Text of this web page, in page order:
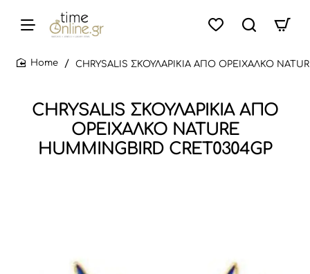
CHRYSALIS ΣΚΟΥΛΑΡΙΚΙΑ ΑΠΟ
ΟΡΕΙΧΑΛΚΟ NATURE
HUMMINGBIRD CRET0304GP
CHRYSALIS ΣΚΟΥΛΑΡΙΚΙΑ ΑΠΟ ΟΡΕΙΧΑΛΚΟ